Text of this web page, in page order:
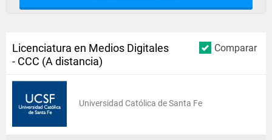
Comparar
Licenciatura en Medios Digitales
- CCC (A distancia)
Universidad Católica de Santa Fe